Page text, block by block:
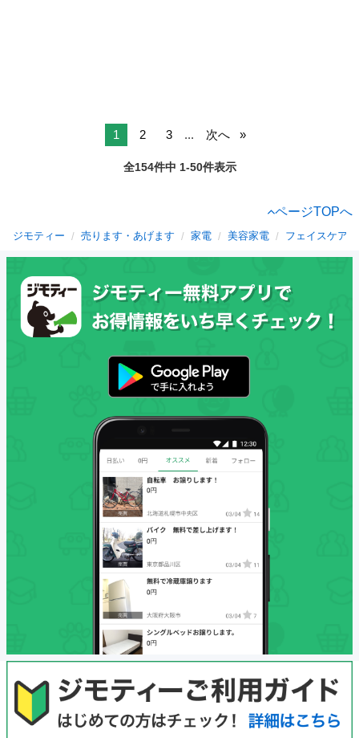
1 2 3 ... 次へ
全154件中 1-50件表示
ページTOPへ
ジモティー 売ります・あげます 家電 美容家電 フェイスケア